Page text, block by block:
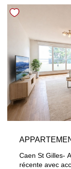
Caen St Gilles-
récente avec